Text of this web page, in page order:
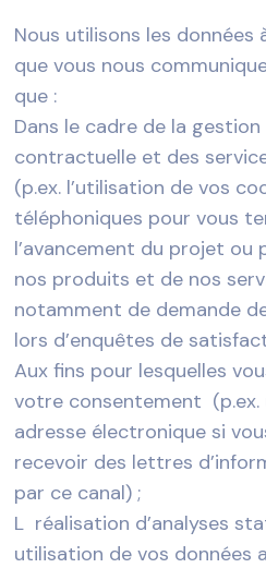
Nous utilisons les
que vous nous
que :
Dans le cadre de la
contractuelle et des
(p.ex. l’utilisation de vos
téléphoniques pour vous
l’avancement du projet ou
nos produits et de nos
notamment de demande
lors d’enquêtes de
Aux fins pour lesquelles
votre consentement
adresse électronique si
recevoir des lettres
par ce canal) ;
L réalisation d’analyses
utilisation de vos données